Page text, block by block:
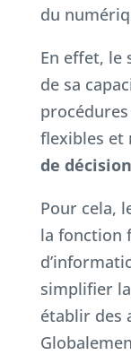
du
En effet, le
de sa
flexibles et
de décision
Pour cela,
la fonction
simplifier
établir des